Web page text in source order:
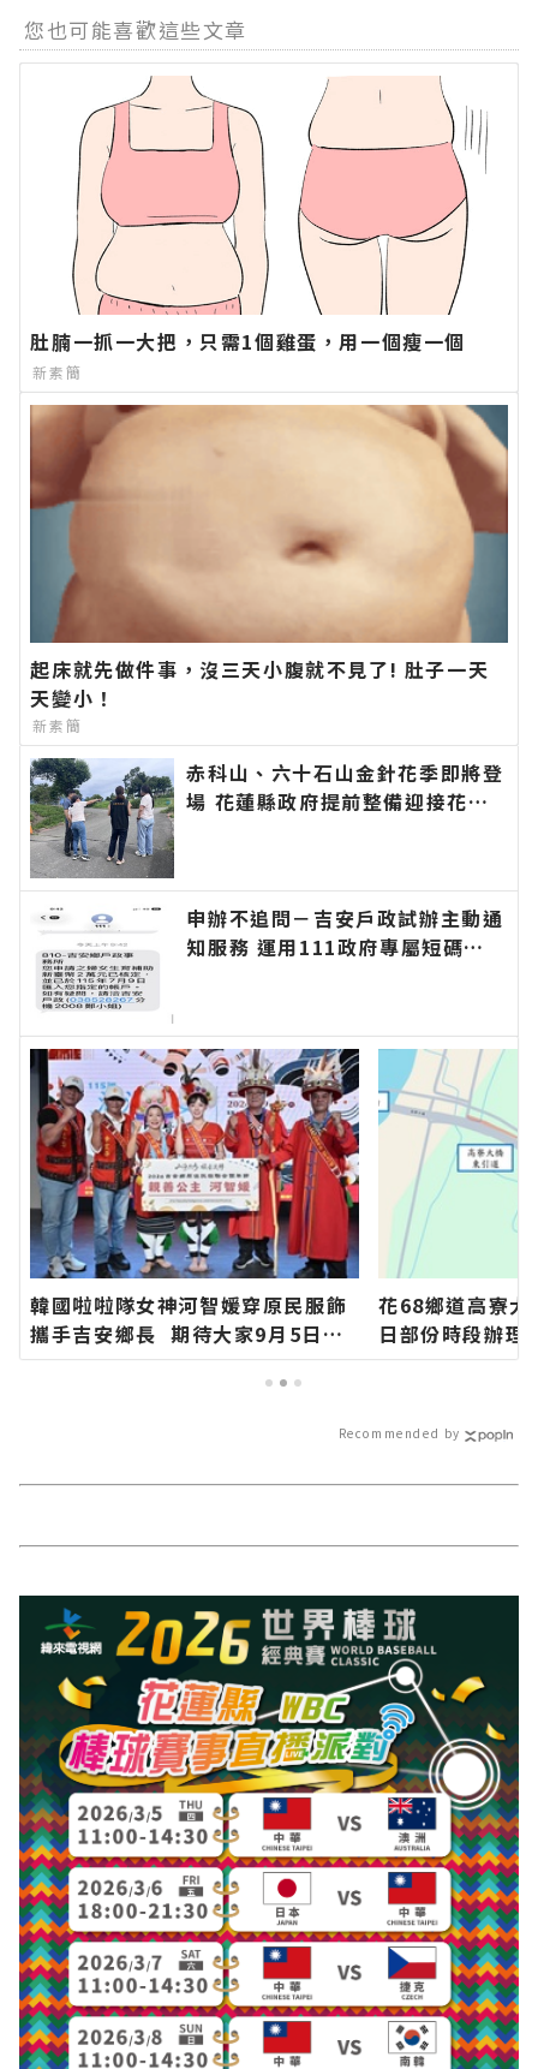
您也可能喜歡這些文章
肚腩一抓一大把，只需1個雞蛋，用一個瘦一個
新素簡
起床就先做件事，沒三天小腹就不見了! 肚子一天
天變小！
新素簡
赤科山、六十石山金針花季即將登
場 花蓮縣政府提前整備迎接花季
報導 最新的在地資訊！
申辦不追問－吉安戶政試辦主動通
知服務 運用111政府專屬短碼簡
的今日新聞報導 最新的在地資
訊！
韓國啦啦隊女神河智媛穿原民服飾
攜手吉安鄉長 期待大家9月5日參
加「山海共鳴•族音流轉」原住民
族聯合豐年節∣花蓮新聞網官方網
花68鄉道高寮
日部份時段辦
間道路封閉請
Recommended by